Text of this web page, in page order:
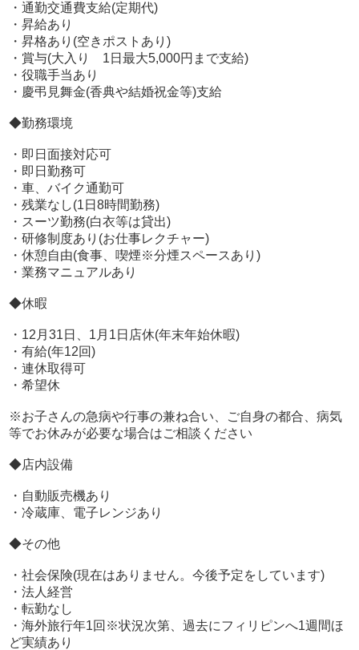
るお店に逆にビックリしました。
100歩譲ってスタッフの数が足りなくて止むを得ずなら納
得はできないまでも理解はできます。スタッフの数が充足
してる中の通し業務は不合理すぎませんか？
この業界どうしても不合理な部分はあると思います。た
だ、そんな不合理をなるべく少なくしているのが当グルー
プになります。
当グループのデメリット?
■もちろん当グループもメリットだけではなくデメリット
も存在しています。
それが他グループ様に比べて給与水準が比較的低いことに
なります。
他グループ様の求人情報を見ると給与が当グループより高
額なグループ様が多いです。
どいろいろな条件等がある場合が多い事も事実です。実際
に他グループ様の面接に行った後に当グループに来たスッ
タフから聞いたので確かかと思います。勿論本当の内容を
掲載してるグループ様も当然あると思いおますが面接を受
ける前に知ることは難しいです。
当グループより労働時間、給与面両方が優れている100点
の好条件のグループ様を何度も面接を繰り返して探し続け
るより判っている90点のほうが良くないでしょうか？
■自信を持って言えることは当アクセスグループの労働時
間8時間で残業もほぼ無く通し業務は一切ありません。
急激な昇進、昇給などはありませんが、安定した収入と昇
給、待遇をご用意致しております。
正直な話、時間を重要視するかお金を重要視するかその2択
ただ当グループの8時間勤務で28万も十分大金ではないで
しょうか。
当グループの特徴、業務内容
・通勤交通費支給(定期代)
・昇給あり
・昇格あり(空きポストあり)
・賞与(大入り 1日最大5,000円まで支給)
・役職手当あり
・慶弔見舞金(香典や結婚祝金等)支給
◆勤務環境
・即日面接対応可
・即日勤務可
・車、バイク通勤可
・残業なし(1日8時間勤務)
・スーツ勤務(白衣等は貸出)
・研修制度あり(お仕事レクチャー)
・休憩自由(食事、喫煙※分煙スペースあり)
・業務マニュアルあり
◆休暇
・12月31日、1月1日店休(年末年始休暇)
・有給(年12回)
・連休取得可
・希望休
※お子さんの急病や行事の兼ね合い、ご自身の都合、病気
等でお休みが必要な場合はご相談ください
◆店内設備
・自動販売機あり
・冷蔵庫、電子レンジあり
◆その他
・社会保険(現在はありません。今後予定をしています)
・法人経営
・転勤なし
・海外旅行年1回※状況次第、過去にフィリピンへ1週間ほ
ど実績あり